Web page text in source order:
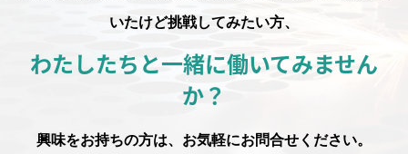
いたけど挑戦してみたい方、
わたしたちと一緒に働いてみません
か？
興味をお持ちの方は、お気軽にお問合せください。